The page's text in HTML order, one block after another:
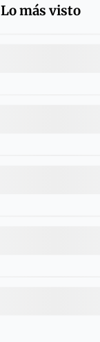
Lo más visto